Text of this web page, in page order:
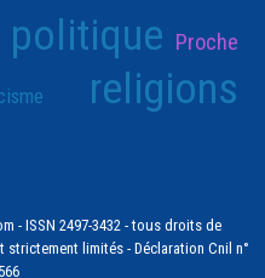
politique Proche
religions
- ISSN 2497-3432 - tous droits de
limités - Déclaration Cnil n°